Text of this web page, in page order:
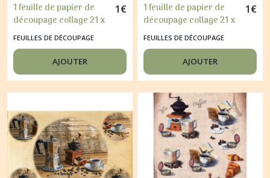
1 feuille de papier de
découpage collage 21 x
29,7 cm CHATON 131
1€
FEUILLES DE DÉCOUPAGE
AJOUTER
1 feuille de papier de
découpage collage 21 x
29,7 cm VIN RAISIN
FROMAGE 239
1€
FEUILLES DE DÉCOUPAGE
AJOUTER